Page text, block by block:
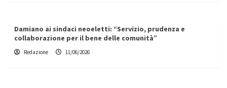
Damiano ai sindaci neoeletti: “Servizio, prudenza e
collaborazione per il bene delle comunità”
Redazione 11/06/2026